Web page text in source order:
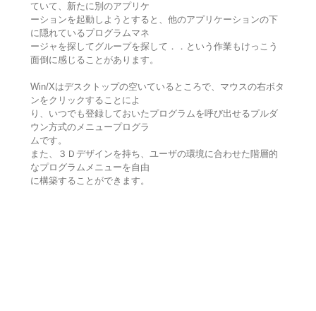
ていて、新たに別のアプリケ
ーションを起動しようとすると、他のアプリケーションの下
に隠れているプログラムマネ
ージャを探してグループを探して．．という作業もけっこう
面倒に感じることがあります。
Win/Xはデスクトップの空いているところで、マウスの右ボタ
ンをクリックすることによ
り、いつでも登録しておいたプログラムを呼び出せるプルダ
ウン方式のメニュープログラ
ムです。
また、３Ｄデザインを持ち、ユーザの環境に合わせた階層的
なプログラムメニューを自由
に構築することができます。